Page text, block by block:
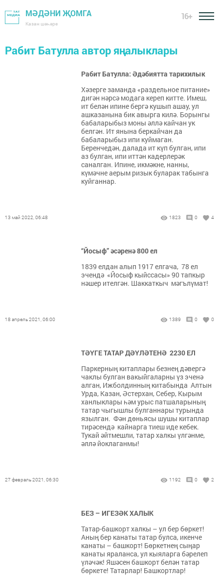
МӘДӘНИ ҖОМГА
Казан шәһәре
16+
Рабит Батулла автор яңалыклары
Рабит Батулла: Әдәбиятта тарихилык
Хәзерге заманда «раздельное питание»
дигән нәрсә модага кереп китте. Имеш,
ит белән ипине бергә кушып ашау, ул
ашказанына бик авырга килә. Борынгы
бабаларыбыз моны әллә кайчан ук
белгән. Ит янына беркайчан да
бабаларыбыз ипи куймаган.
Беренчедән, далада ит күп булган, ипи
аз булган, ипи иттән кадерлерәк
саналган. Ипине, икмәкне, нанны,
күмәчне аерым ризык буларак табынга
куйганнар.
13 май 2022, 06:48 1823 0 4
“Йосыф” әсәренә 800 ел
1839 елдан алып 1917 елгача, 78 ел
эчендә «Йосыф кыйссасы» 90 тапкыр
нәшер ителгән. Шаккаткыч мәгълүмат!
18 апрель 2021, 06:00 1389 0 0
ТӘҮГЕ ТАТАР ДӘҮЛӘТЕНӘ 2230 ЕЛ
Паркерның китаплары безнең дәвергә
чаклы булган вакыйгаларны үз эченә
алган, Ижболдинның китабында Алтын
Урда, Казан, Әстерхан, Себер, Кырым
ханлыклары һәм урыс патшаларының
татар чыгышлы булганнары турында
язылган. Фән дөньясы шушы китаплар
тирәсендә кайнарга тиеш иде кебек.
Тукай әйтмешли, татар халкы үлгәнме,
әллә йоклаганмы!
27 февраль 2021, 06:30 1192 0 2
БЕЗ – ИГЕЗӘК ХАЛЫК
Татар-башкорт халкы – ул бер бөркет!
Аның бер канаты татар булса, икенче
канаты – башкорт! Бөркетнең сыңар
канаты яраланса, ул кыяларга бәрелеп
үләчәк! Яшәсен башкорт белән татар
бөркете! Татарлар! Башкортлар!